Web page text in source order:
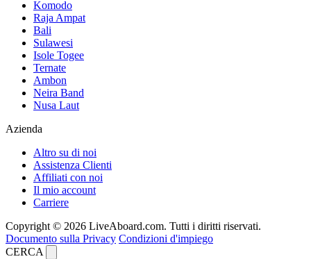
Komodo
Raja Ampat
Bali
Sulawesi
Isole Togee
Ternate
Ambon
Neira Band
Nusa Laut
Azienda
Altro su di noi
Assistenza Clienti
Affiliati con noi
Il mio account
Carriere
Copyright © 2026 LiveAboard.com. Tutti i diritti riservati.
Documento sulla Privacy Condizioni d'impiego
CERCA